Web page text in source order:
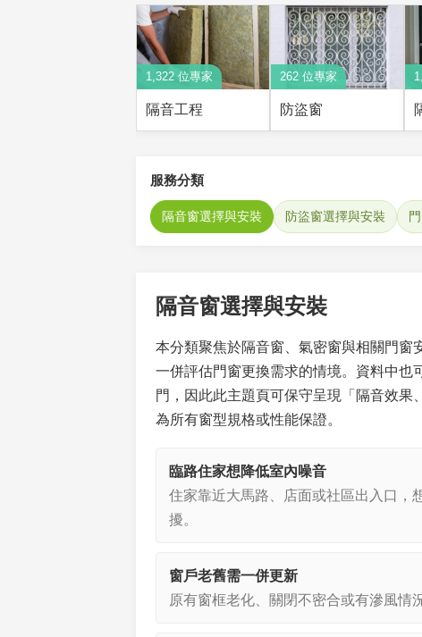
1,322 位專家
隔音工程
262 位專家
防盜窗
服務分類
隔音窗選擇與安裝 防盜窗選擇與安裝
隔音窗選擇與安裝
本分類聚焦於隔音窗、氣密窗與相關門窗
一併評估門窗更換需求的情境。資料中也
門，因此此主題頁可保守呈現「隔音效
為所有窗型規格或性能保證。
臨路住家想降低室內噪音
住家靠近大馬路、店面或社區出入口，
擾。
窗戶老舊需一併更新
原有窗框老化、關閉不密合或有滲風情